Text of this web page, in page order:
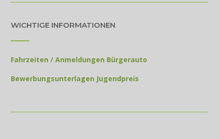
WICHTIGE INFORMATIONEN
Fahrzeiten / Anmeldungen Bürgerauto
Bewerbungsunterlagen Jugendpreis